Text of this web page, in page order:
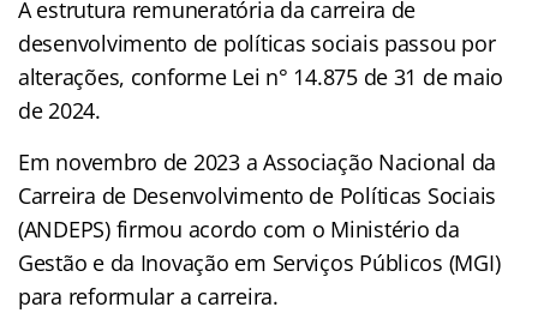
A estrutura remuneratória da carreira de
desenvolvimento de políticas sociais passou por
alterações, conforme Lei n° 14.875 de 31 de maio
de 2024.
Em novembro de 2023 a Associação Nacional da
Carreira de Desenvolvimento de Políticas Sociais
(ANDEPS) firmou acordo com o Ministério da
Gestão e da Inovação em Serviços Públicos (MGI)
para reformular a carreira.